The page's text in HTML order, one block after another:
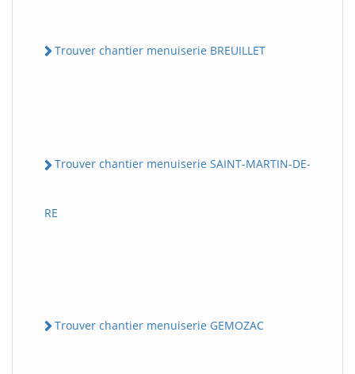
Trouver chantier menuiserie BREUILLET
Trouver chantier menuiserie SAINT-MARTIN-DE-
RE
Trouver chantier menuiserie GEMOZAC